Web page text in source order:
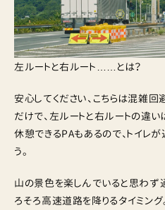
左ルートと右ルート……とは？
安心してください、こちらは混雑
だけで、左ルートと右ルートの違
休憩できるPAもあるので、トイレ
う。
山の景色を楽しんでいると思わず
ろそろ高速道路を降りるタイミング